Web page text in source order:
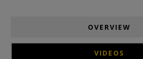
OVERVIEW
VIDEOS